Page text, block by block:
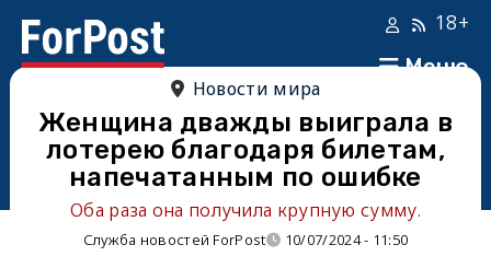
Меню
18+
Новости мира
Женщина дважды выиграла в
лотерею благодаря билетам,
напечатанным по ошибке
Оба раза она получила крупную сумму.
Служба новостей ForPost 10/07/2024 - 11:50